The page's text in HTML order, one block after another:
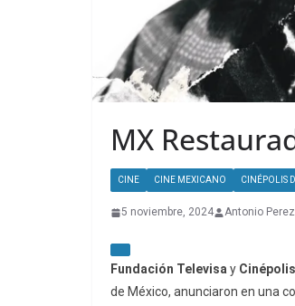
MX
CINE CINE MEXICANO CINÉPOLIS
5 noviembre, 2024 Antonio Perez
Fundación Televisa y Cinépolis
de México, anunciaron en una